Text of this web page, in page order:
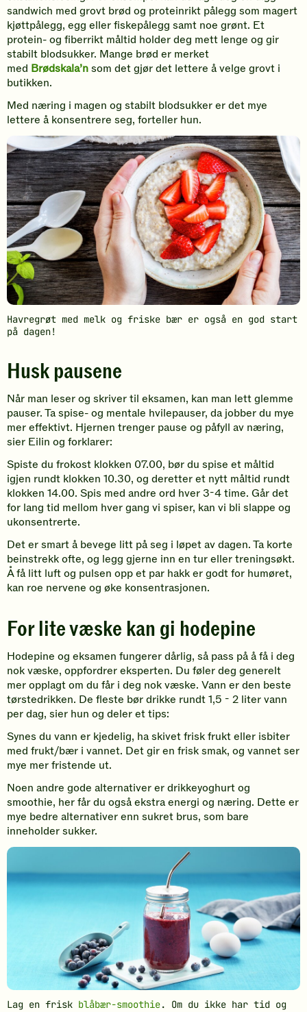
sandwich med grovt brød og proteinrikt pålegg som magert
kjøttpålegg, egg eller fiskepålegg samt noe grønt. Et
protein- og fiberrikt måltid holder deg mett lenge og gir
stabilt blodsukker. Mange brød er merket
med Brødskala’nsom det gjør det lettere å velge grovt i
butikken.
Med næring i magen og stabilt blodsukker er det mye
lettere å konsentrere seg, forteller hun.
Havregrøt med melk og friske bær er også en god start
på dagen!
Husk pausene
Når man leser og skriver til eksamen, kan man lett glemme
pauser. Ta spise- og mentale hvilepauser, da jobber du mye
mer effektivt. Hjernen trenger pause og påfyll av næring,
sier Eilin og forklarer:
Spiste du frokost klokken 07.00, bør du spise et måltid
igjen rundt klokken 10.30, og deretter et nytt måltid rundt
klokken 14.00. Spis med andre ord hver 3-4 time. Går det
for lang tid mellom hver gang vi spiser, kan vi bli slappe og
ukonsentrerte.
Det er smart å bevege litt på seg i løpet av dagen. Ta korte
beinstrekk ofte, og legg gjerne inn en tur eller treningsøkt.
Å få litt luft og pulsen opp et par hakk er godt for humøret,
kan roe nervene og øke konsentrasjonen.
For lite væske kan gi hodepine
Hodepine og eksamen fungerer dårlig, så pass på å få i deg
nok væske, oppfordrer eksperten. Du føler deg generelt
mer opplagt om du får i deg nok væske. Vann er den beste
tørstedrikken. De fleste bør drikke rundt 1,5 - 2 liter vann
per dag, sier hun og deler et tips:
Synes du vann er kjedelig, ha skivet frisk frukt eller isbiter
med frukt/bær i vannet. Det gir en frisk smak, og vannet ser
mye mer fristende ut.
Noen andre gode alternativer er drikkeyoghurt og
smoothie, her får du også ekstra energi og næring. Dette er
mye bedre alternativer enn sukret brus, som bare
inneholder sukker.
Lag en frisk blåbær-smoothie. Om du ikke har tid og